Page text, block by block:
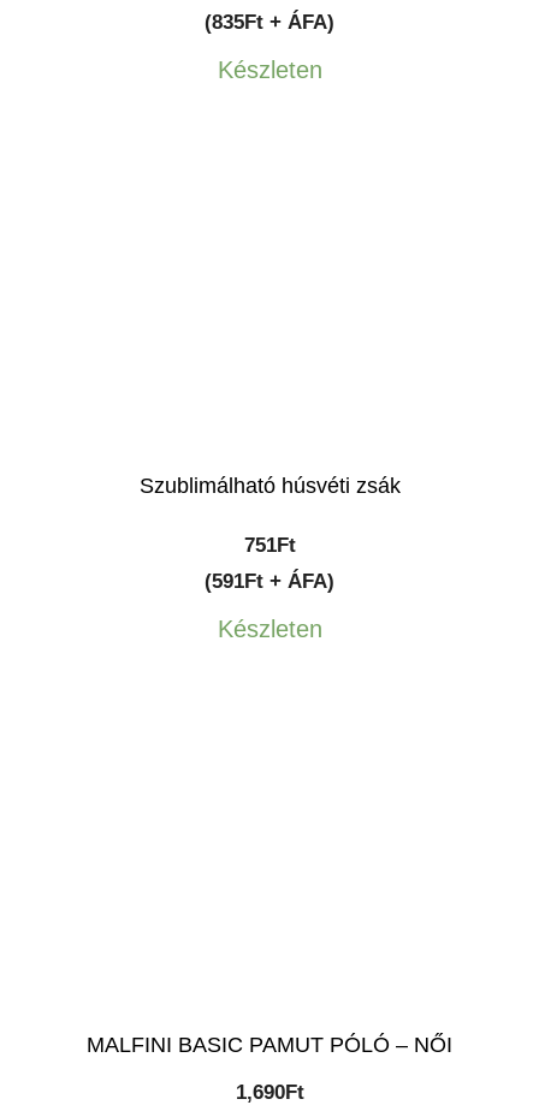
(835Ft + ÁFA)
Készleten
Szublimálható húsvéti zsák
751Ft
(591Ft + ÁFA)
Készleten
MALFINI BASIC PAMUT PÓLÓ – NŐI
1,690Ft